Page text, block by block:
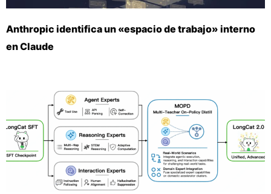
Anthropic identifica un «espacio de trabajo» interno
en Claude